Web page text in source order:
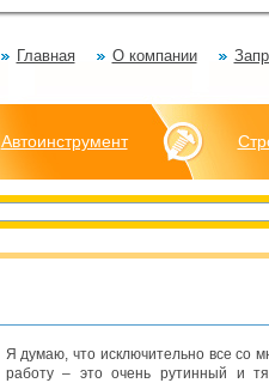
Главная О компании
Автоинструмент
Я думаю, что исключительно все со
работу – это очень рутинный и